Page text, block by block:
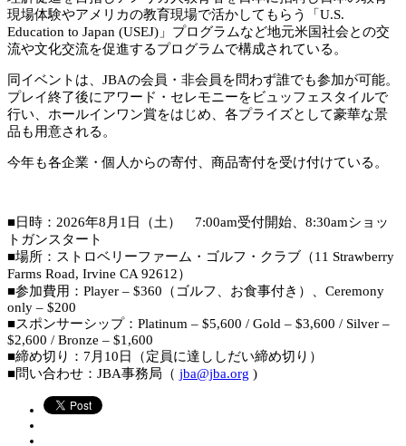
現場体験やアメリカの教育現場で活かしてもらう「U.S.
Education to Japan (USEJ)」プログラムなど地元米国社会との交
流や文化交流を促進するプログラムで構成されている。
同イベントは、JBAの会員・非会員を問わず誰でも参加が可能。
プレイ終了後にアワード・セレモニーをビュッフェスタイルで
行い、ホールインワン賞をはじめ、各プライズとして豪華な景
品も用意される。
今年も各企業・個人からの寄付、商品寄付を受け付けている。
■日時：2026年8月1日（土） 7:00am受付開始、8:30amショッ
トガンスタート
■場所：ストロベリーファーム・ゴルフ・クラブ（11 Strawberry
Farms Road, Irvine CA 92612）
■参加費用：Player – $360（ゴルフ、お食事付き）、Ceremony
only – $200
■スポンサーシップ：Platinum – $5,600 / Gold – $3,600 / Silver –
$2,600 / Bronze – $1,600
■締め切り：7月10日（定員に達ししだい締め切り）
■問い合わせ：JBA事務局（ jba@jba.org )